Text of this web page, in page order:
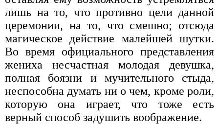
лишь на то, что противно цели данной
церемонии, на то, что смешно; отсюда
магическое действие малейшей шутки.
Во время официального представления
жениха несчастная молодая девушка,
полная боязни и мучительного стыда,
неспособна думать ни о чем, кроме роли,
которую она играет, что тоже есть
верный способ задушить воображение.